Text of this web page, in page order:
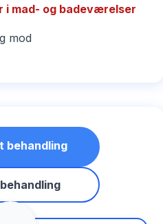
i mad- og badeværelser
behandling